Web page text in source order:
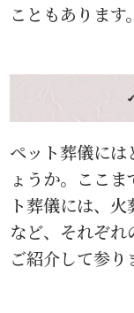
こともあります。
ペット葬儀には
ょうか。ここ
ト葬儀には、火
など、それぞ
ご紹介して参り